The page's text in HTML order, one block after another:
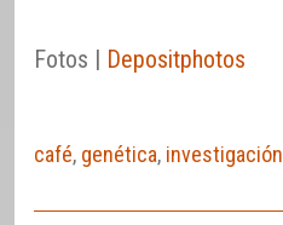
Fotos | Depositphotos
café, genética, investigación